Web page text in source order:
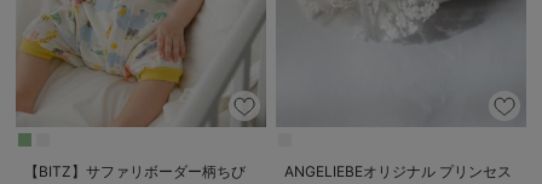
【BITZ】サファリボーダー柄ちび
ANGELIEBEオリジナル プリンセス